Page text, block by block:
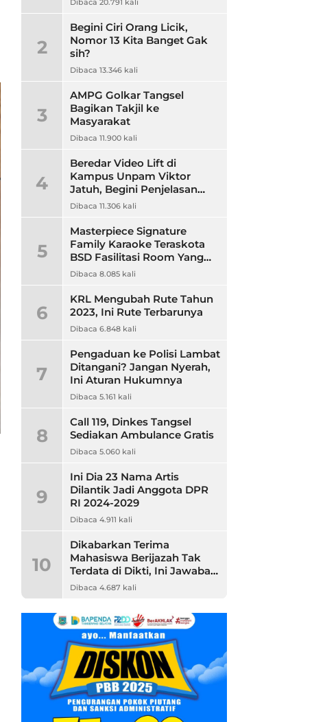
Dibaca 20.791 kali
2
Begini Ciri Orang Licik,
Nomor 13 Kita Banget Gak
sih?
Dibaca 13.346 kali
3
AMPG Golkar Tangsel
Bagikan Takjil ke
Masyarakat
Dibaca 11.900 kali
4
Beredar Video Lift di
Kampus Unpam Viktor
Jatuh, Begini Penjelasan
Rektor Unpam
Dibaca 11.306 kali
5
Masterpiece Signature
Family Karaoke Teraskota
BSD Fasilitasi Room Yang
Nyaman dan Harga
Dibaca 8.085 kali
6
KRL Mengubah Rute Tahun
2023, Ini Rute Terbarunya
Dibaca 6.848 kali
7
Pengaduan ke Polisi Lambat
Ditangani? Jangan Nyerah,
Ini Aturan Hukumnya
Dibaca 5.161 kali
8
Call 119, Dinkes Tangsel
Sediakan Ambulance Gratis
Dibaca 5.060 kali
9
Ini Dia 23 Nama Artis
Dilantik Jadi Anggota DPR
RI 2024-2029
Dibaca 4.911 kali
10
Dikabarkan Terima
Mahasiswa Berijazah Tak
Terdata di Dikti, Ini Jawaban
Unpam
Dibaca 4.687 kali